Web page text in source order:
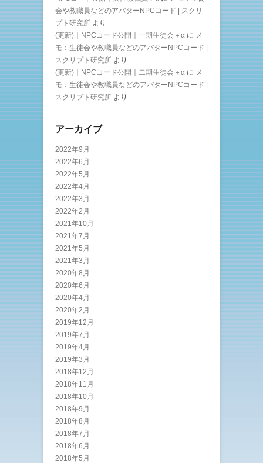
会や教職員などのアバターNPCコード | スクリ
プト研究所 より
(更新)｜NPCコード公開｜一期生徒会＋α に メ
モ：生徒会や教職員などのアバターNPCコード |
スクリプト研究所 より
(更新)｜NPCコード公開｜二期生徒会＋α に メ
モ：生徒会や教職員などのアバターNPCコード |
スクリプト研究所 より
アーカイブ
2022年9月
2022年6月
2022年5月
2022年4月
2022年3月
2022年2月
2021年10月
2021年7月
2021年5月
2021年3月
2020年8月
2020年6月
2020年4月
2020年2月
2019年12月
2019年7月
2019年4月
2019年3月
2018年12月
2018年11月
2018年10月
2018年9月
2018年8月
2018年7月
2018年6月
2018年5月